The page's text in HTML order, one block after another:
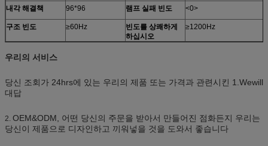
내각 해결책 96*96 램프 실패 빈도 <0>
구조 빈도 ≥60Hz
빈도를 상쾌하게
하십시오
≥1200Hz
우리의 서비스
당신 조회가 24hrs에 있는 우리의 제품 또는 가격과 관련시킨 1.Wewill
대답
2. OEM&ODM, 어떤 당신의 주문을 받아서 만들어진 점화든지 우리는
당신이 제품으로 디자인하고 끼워넣을 것을 도와서 좋습니다